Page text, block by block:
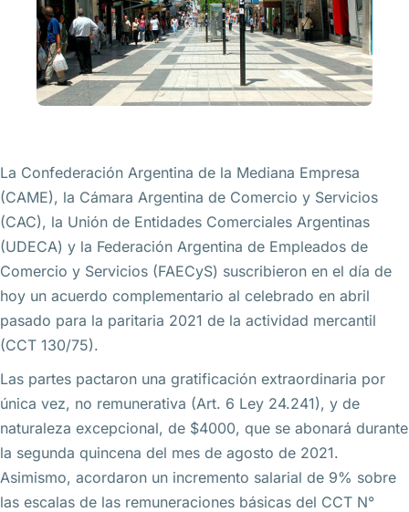
La Confederación Argentina de la Mediana Empresa
(CAME), la Cámara Argentina de Comercio y Servicios
(CAC), la Unión de Entidades Comerciales Argentinas
(UDECA) y la Federación Argentina de Empleados de
Comercio y Servicios (FAECyS) suscribieron en el día de
hoy un acuerdo complementario al celebrado en abril
pasado para la paritaria 2021 de la actividad mercantil
(CCT 130/75).
Las partes pactaron una gratificación extraordinaria por
única vez, no remunerativa (Art. 6 Ley 24.241), y de
naturaleza excepcional, de $4000, que se abonará durante
la segunda quincena del mes de agosto de 2021.
Asimismo, acordaron un incremento salarial de 9% sobre
las escalas de las remuneraciones básicas del CCT N°